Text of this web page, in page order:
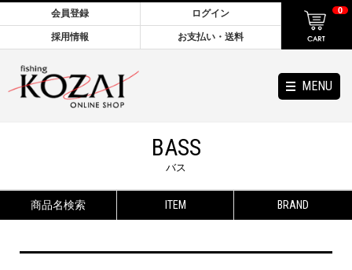
MENU
会員登録 ログイン
採用情報 お支払い・送料
0
BASS
バス
商品名検索 ITEM BRAND